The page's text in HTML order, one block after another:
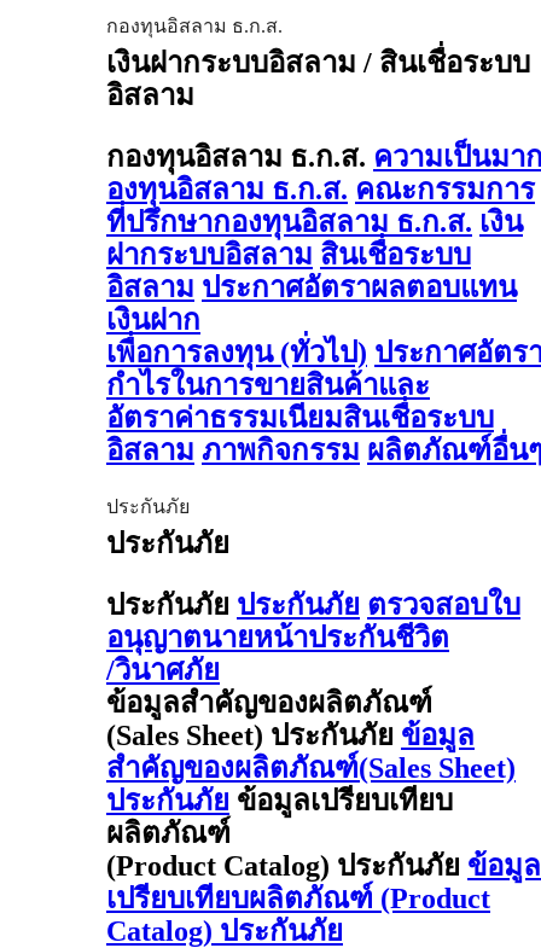
กองทุนอิสลาม ธ.ก.ส.
เงินฝากระบบอิสลาม / สินเชื่อระบบ
อิสลาม
กองทุนอิสลาม ธ.ก.ส. ความเป็นมา
องทุนอิสลาม ธ.ก.ส. คณะกรรมการ
ที่ปรึกษากองทุนอิสลาม ธ.ก.ส. เงิน
ฝากระบบอิสลาม สินเชื่อระบบ
อิสลาม ประกาศอัตราผลตอบแทน
เงินฝาก
เพื่อการลงทุน (ทั่วไป) ประกาศอัตร
กำไรในการขายสินค้าและ
อัตราค่าธรรมเนียมสินเชื่อระบบ
อิสลาม ภาพกิจกรรม ผลิตภัณฑ์อื่น
ประกันภัย
ประกันภัย
ประกันภัย ประกันภัย ตรวจสอบใบ
อนุญาตนายหน้าประกันชีวิต
/วินาศภัย
ข้อมูลสำคัญของผลิตภัณฑ์
(Sales Sheet) ประกันภัย ข้อมูล
สำคัญของผลิตภัณฑ์(Sales Sheet)
ประกันภัย ข้อมูลเปรียบเทียบ
ผลิตภัณฑ์
(Product Catalog) ประกันภัย ข้อมูล
เปรียบเทียบผลิตภัณฑ์ (Product
Catalog) ประกันภัย